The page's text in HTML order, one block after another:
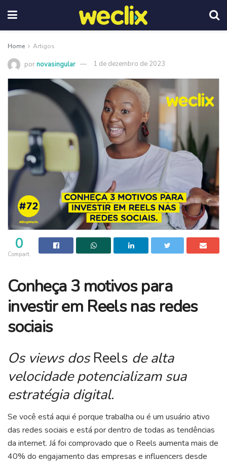
Home Artigos
pornovasingular 1 de dezembro de 2023
0
Compart.
Conheça 3 motivos para
investir em Reels nas redes
sociais
Os views dosReels de alta
velocidade potencializam sua
estratégia digital.
Se você está aqui é porque trabalha ou é um usuário ativo
das redes sociais e está por dentro de todas as tendências
da internet. Já foi comprovado que o Reels aumenta mais de
40% do engajamento das empresas e influencers desde